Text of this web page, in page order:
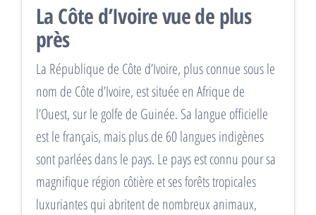
La Côte d’Ivoire vue de plus
près
La République de Côte d’Ivoire, plus connue sous le
nom de Côte d’Ivoire, est située en Afrique de
l’Ouest, sur le golfe de Guinée. Sa langue officielle
est le français, mais plus de 60 langues indigènes
sont parlées dans le pays. Le pays est connu pour sa
magnifique région côtière et ses forêts tropicales
luxuriantes qui abritent de nombreux animaux,